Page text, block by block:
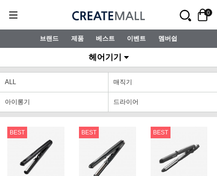
0
브랜드 제품 베스트 이벤트 멤버쉽
헤어기기
ALL 매직기
아이롱기 드라이어
BEST BEST BEST